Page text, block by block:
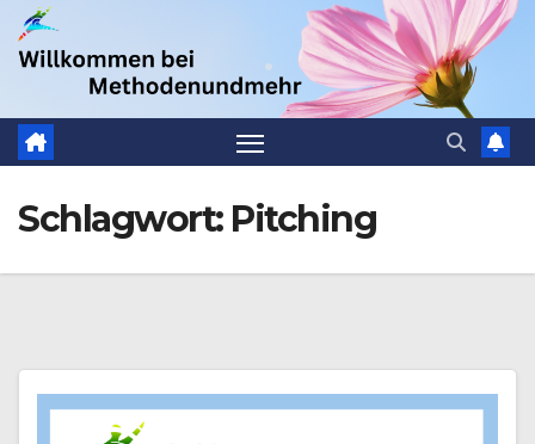
Zum
Inhalt
.
Schlagwort: Pitching